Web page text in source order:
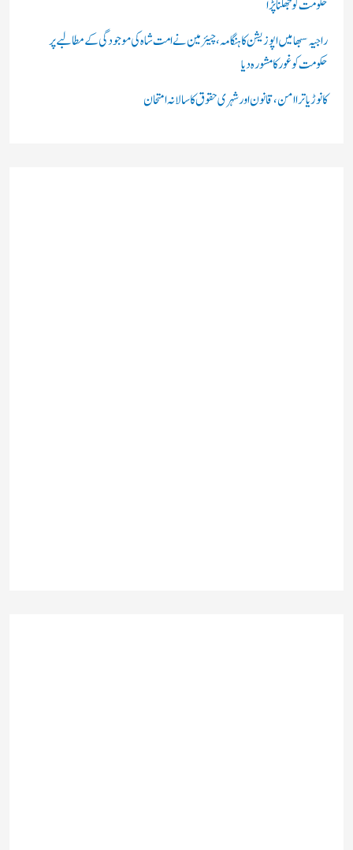
حکومت کو جھکنا پڑا
راجیہ سبھا میں اپوزیشن کا ہنگامہ، چیئرمین نے امت شاہ کی موجودگی کے مطالبے پر
حکومت کو غور کا مشورہ دیا
کانوڑ یاترا امن،قانون اور شہری حقوق کا سالانہ امتحان